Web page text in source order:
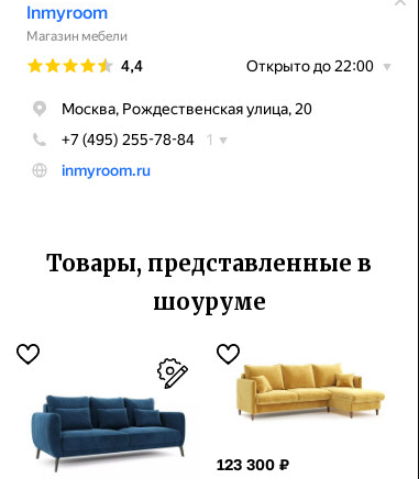
Товары, представленные в
шоуруме
123 300 ₽